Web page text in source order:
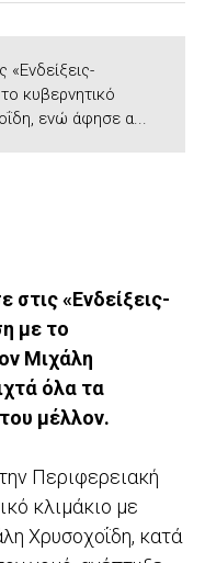
«Ενδείξεις-
κυβερνητικό
ενώ άφησε α...
στις «Ενδείξεις-
με το
Μιχάλη
όλα τα
μέλλον.
Περιφερειακή
κλιμάκιο με
Χρυσοχοΐδη, κατά